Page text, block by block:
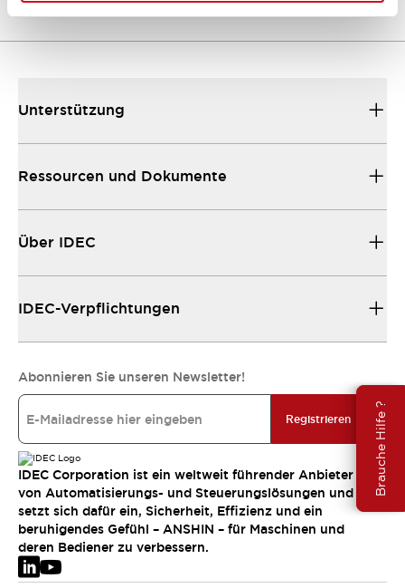
Brauche Hilfe ?
Unterstützung
Ressourcen und Dokumente
Über IDEC
IDEC-Verpflichtungen
Abonnieren Sie unseren Newsletter!
Registrieren
IDEC Corporation ist ein weltweit führender Anbieter
von Automatisierungs- und Steuerungslösungen und
setzt sich dafür ein, Sicherheit, Effizienz und ein
beruhigendes Gefühl – ANSHIN – für Maschinen und
deren Bediener zu verbessern.